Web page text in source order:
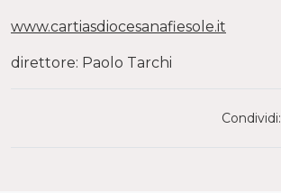
www.cartiasdiocesanafiesole.it
direttore: Paolo Tarchi
Condividi: